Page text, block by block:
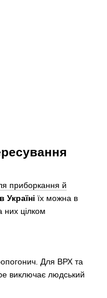
приборкання й
їх можна в
них цілком
Для ВРХ та
виключає людський